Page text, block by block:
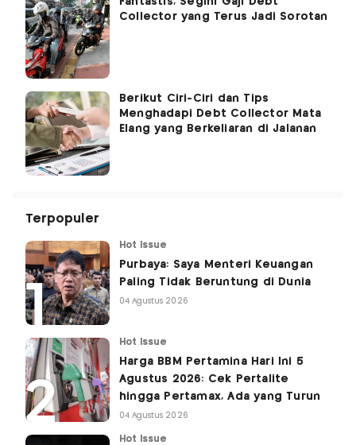
Collector yang Terus Jadi Sorotan
Berikut Ciri-Ciri dan Tips
Menghadapi Debt Collector Mata
Elang yang Berkeliaran di Jalanan
Terpopuler
Hot Issue
Purbaya: Saya Menteri Keuangan
Paling Tidak Beruntung di Dunia
04 Agustus 2026
Hot Issue
Harga BBM Pertamina Hari Ini 5
Agustus 2026: Cek Pertalite
hingga Pertamax, Ada yang Turun
04 Agustus 2026
Hot Issue